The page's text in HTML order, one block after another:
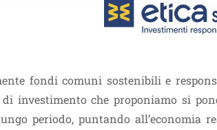
fondi comuni sostenibili e
investimento che proponiamo si
periodo, puntando all’economia